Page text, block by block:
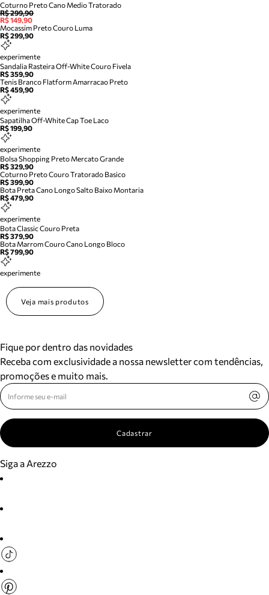
Coturno Preto Cano Medio Tratorado
R$ 299,90
R$ 149,90
Mocassim Preto Couro Luma
R$ 299,90
experimente
Sandalia Rasteira Off-White Couro Fivela
R$ 359,90
Tenis Branco Flatform Amarracao Preto
R$ 459,90
experimente
Sapatilha Off-White Cap Toe Laco
R$ 199,90
experimente
Bolsa Shopping Preto Mercato Grande
R$ 329,90
Coturno Preto Couro Tratorado Basico
R$ 399,90
Bota Preta Cano Longo Salto Baixo Montaria
R$ 479,90
experimente
Bota Classic Couro Preta
R$ 379,90
Bota Marrom Couro Cano Longo Bloco
R$ 799,90
experimente
Veja mais produtos
Fique por dentro das novidades
Receba com exclusividade a nossa newsletter com tendências,
promoções e muito mais.
Cadastrar
Siga a Arezzo